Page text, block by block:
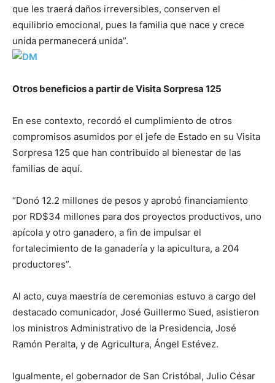
que les traerá daños irreversibles, conserven el
equilibrio emocional, pues la familia que nace y crece
unida permanecerá unida”.
Otros beneficios a partir de Visita Sorpresa 125
En ese contexto, recordó el cumplimiento de otros
compromisos asumidos por el jefe de Estado en su Visita
Sorpresa 125 que han contribuido al bienestar de las
familias de aquí.
“Donó 12.2 millones de pesos y aprobó financiamiento
por RD$34 millones para dos proyectos productivos, uno
apícola y otro ganadero, a fin de impulsar el
fortalecimiento de la ganadería y la apicultura, a 204
productores”.
Al acto, cuya maestría de ceremonias estuvo a cargo del
destacado comunicador, José Guillermo Sued, asistieron
los ministros Administrativo de la Presidencia, José
Ramón Peralta, y de Agricultura, Ángel Estévez.
Igualmente, el gobernador de San Cristóbal, Julio César